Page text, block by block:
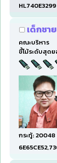
HL740E3299
เด็กชา
คณะบริหาร
ขี้โม้ระดับสุด
กระทู้: 20048